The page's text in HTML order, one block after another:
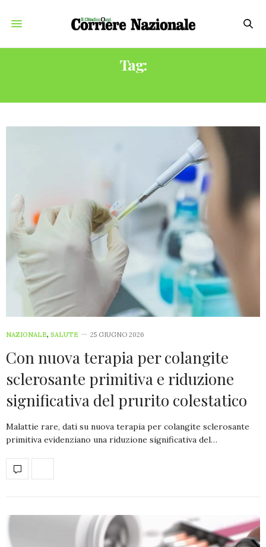
Tag:
NAZIONALE, SALUTE 25 GIUGNO 2026
Con nuova terapia per colangite
sclerosante primitiva e riduzione
significativa del prurito colestatico
Malattie rare, dati su nuova terapia per colangite sclerosante
primitiva evidenziano una riduzione significativa del…